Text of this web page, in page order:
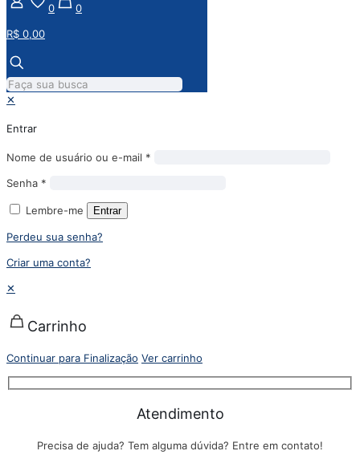
0
0
R$ 0,00
✕
Entrar
Nome de usuário ou e-mail *
Senha *
Lembre-me Entrar
Perdeu sua senha?
Criar uma conta?
✕
Carrinho
Continuar para Finalização Ver carrinho
Atendimento
Precisa de ajuda? Tem alguma dúvida? Entre em contato!